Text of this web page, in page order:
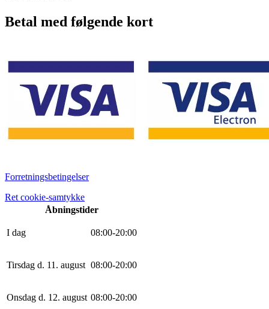
Betal med følgende kort
Forretningsbetingelser
Ret cookie-samtykke
Åbningstider
I dag 08:00-20:00
Tirsdag d. 11. august 08:00-20:00
Onsdag d. 12. august 08:00-20:00